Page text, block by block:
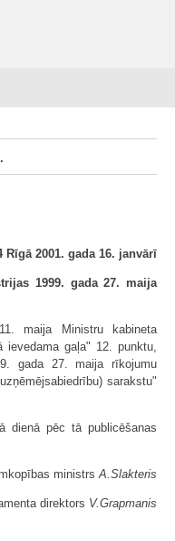
Rīgā 2001. gada 16. janvārī
1999. gada 27. maija
maija Ministru kabineta
ievedama gaļa" 12. punktu,
gada 27. maija rīkojumu
sarakstu"
dienā pēc tā publicēšanas
ministrsA.Slakteris
direktors V.Grapmanis